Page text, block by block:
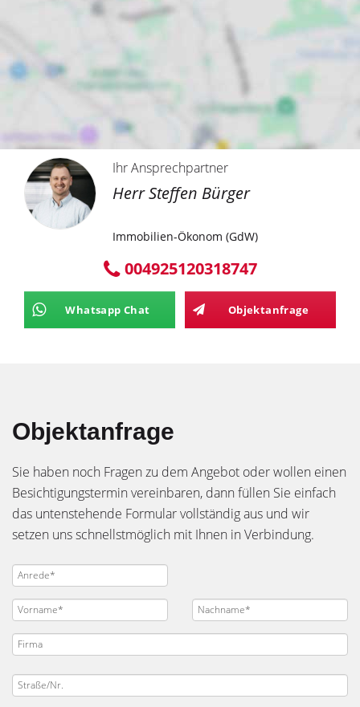
Ihr Ansprechpartner
Herr Steffen Bürger
Immobilien-Ökonom (GdW)
004925120318747
Whatsapp Chat Objektanfrage
Objektanfrage
Sie haben noch Fragen zu dem Angebot oder wollen einen
Besichtigungstermin vereinbaren, dann füllen Sie einfach
das untenstehende Formular vollständig aus und wir
setzen uns schnellstmöglich mit Ihnen in Verbindung.